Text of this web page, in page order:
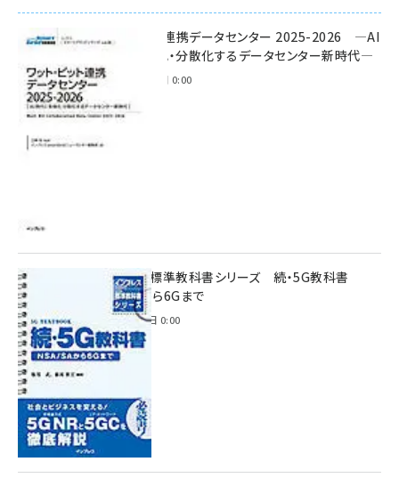
ワット・ビット連携データセンター 2025-2026 ―AI
時代に多様化・分散化するデータセンター新時代―
2025年11月28日 0:00
インプレス標準教科書シリーズ 続・5G教科書
NSA/SAから6Gまで
2023年4月3日 0:00